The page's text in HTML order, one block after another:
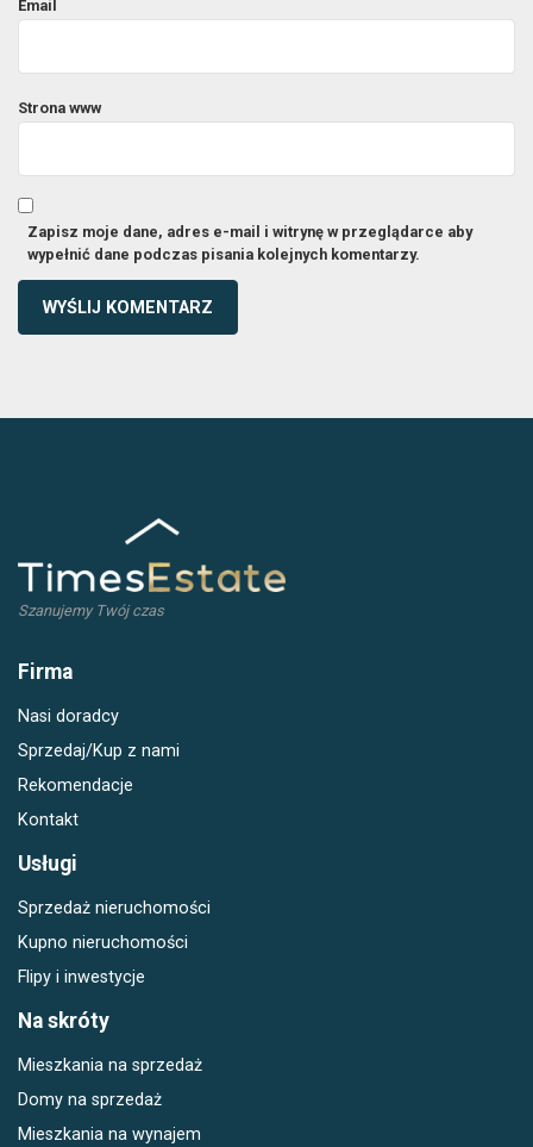
Email
Strona www
Zapisz moje dane, adres e-mail i witrynę w przeglądarce aby
wypełnić dane podczas pisania kolejnych komentarzy.
Szanujemy Twój czas
Firma
Nasi doradcy
Sprzedaj/Kup z nami
Rekomendacje
Kontakt
Usługi
Sprzedaż nieruchomości
Kupno nieruchomości
Flipy i inwestycje
Na skróty
Mieszkania na sprzedaż
Domy na sprzedaż
Mieszkania na wynajem